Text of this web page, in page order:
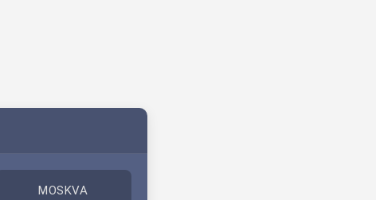
MOSKVA